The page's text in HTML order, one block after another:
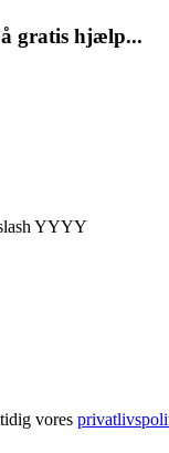
gratis hjælp...
YYYY
vores